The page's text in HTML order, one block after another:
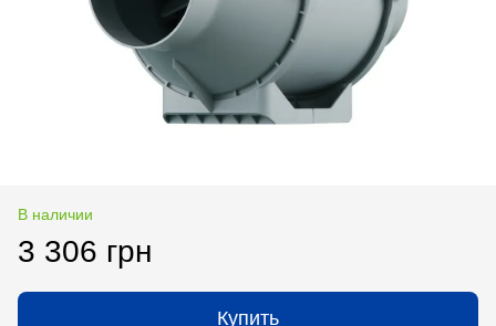
В наличии
3 306 грн
Купить